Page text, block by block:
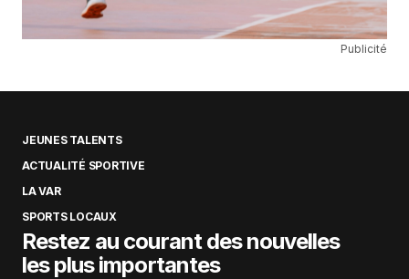
Publicité
JEUNES TALENTS
ACTUALITÉ SPORTIVE
LA VAR
SPORTS LOCAUX
Restez au courant des nouvelles
les plus importantes